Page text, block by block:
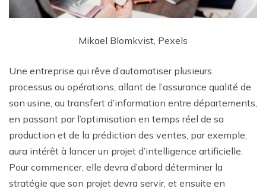
Mikael Blomkvist, Pexels
Une entreprise qui rêve d’automatiser plusieurs
processus ou opérations, allant de l’assurance qualité de
son usine, au transfert d’information entre départements,
en passant par l’optimisation en temps réel de sa
production et de la prédiction des ventes, par exemple,
aura intérêt à lancer un projet d’intelligence artificielle.
Pour commencer, elle devra d’abord déterminer la
stratégie que son projet devra servir, et ensuite en